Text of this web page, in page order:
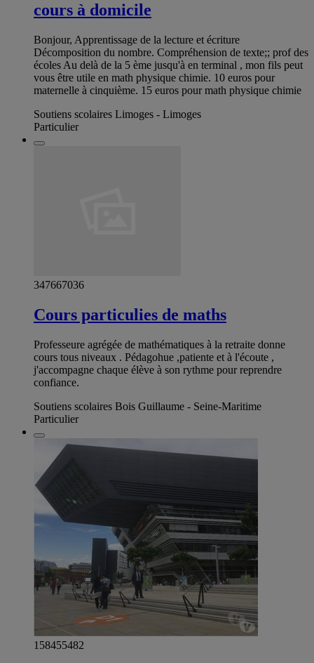
cours à domicile
Bonjour, Apprentissage de la lecture et écriture
Décomposition du nombre. Compréhension de texte;; prof des
écoles Au delà de la 5 ème jusqu'à en terminal , mon fils peut
vous être utile en math physique chimie. 10 euros pour
maternelle à cinquième. 15 euros pour math physique chimie
Soutiens scolaires Limoges - Limoges
Particulier
347667036
Cours particulies de maths
Professeure agrégée de mathématiques à la retraite donne
cours tous niveaux . Pédagohue ,patiente et à l'écoute ,
j'accompagne chaque élève à son rythme pour reprendre
confiance.
Soutiens scolaires Bois Guillaume - Seine-Maritime
Particulier
158455482